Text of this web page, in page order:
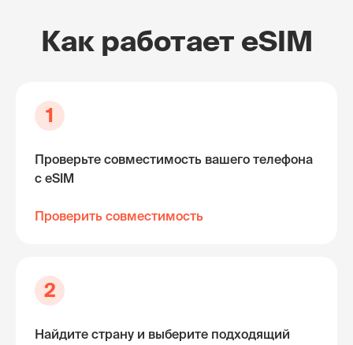
Как работает eSIM
1
Проверьте совместимость вашего телефона
с eSIM
Проверить совместимость
2
Найдите страну и выберите подходящий